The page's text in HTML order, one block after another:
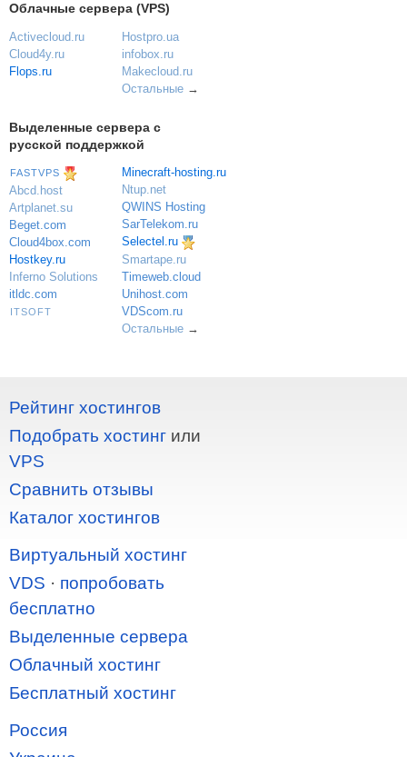
Облачные сервера (VPS)
Activecloud.ru
Cloud4y.ru
Flops.ru
Hostpro.ua
infobox.ru
Makecloud.ru
Остальные→
Выделенные сервера с
русской поддержкой
FASTVPS
Abcd.host
Artplanet.su
Beget.com
Cloud4box.com
Hostkey.ru
Inferno Solutions
itldc.com
ITSOFT
Minecraft-hosting.ru
Ntup.net
QWINS Hosting
SarTelekom.ru
Selectel.ru
Smartape.ru
Timeweb.cloud
Unihost.com
VDScom.ru
Остальные→
Рейтинг хостингов
Подобрать хостинг или
VPS
Сравнить отзывы
Каталог хостингов
Виртуальный хостинг
VDS · попробовать
бесплатно
Выделенные сервера
Облачный хостинг
Бесплатный хостинг
Россия